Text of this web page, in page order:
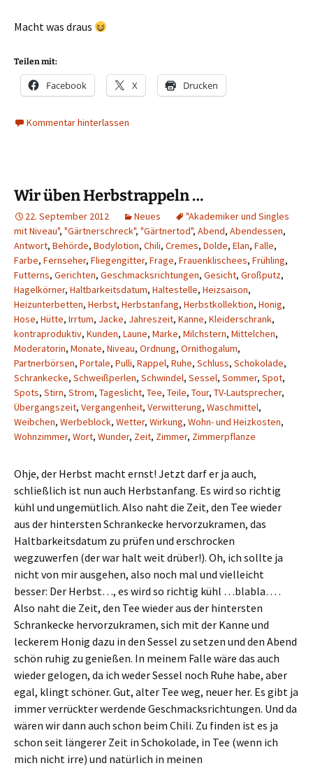
Macht was draus
Teilen mit:
Facebook X Drucken
Kommentar hinterlassen
Wir üben Herbstrappeln …
22. September 2012 Neues
"Akademiker und Singles
mit Niveau", "Gärtnerschreck", "Gärtnertod", Abend, Abendessen,
Antwort, Behörde, Bodylotion, Chili, Cremes, Dolde, Elan, Falle,
Farbe, Fernseher, Fliegengitter, Frage, Frauenklischees, Frühling,
Futterns, Gerichten, Geschmacksrichtungen, Gesicht, Großputz,
Hagelkörner, Haltbarkeitsdatum, Haltestelle, Heizsaison,
Heizunterbetten, Herbst, Herbstanfang, Herbstkollektion, Honig,
Hose, Hütte, Irrtum, Jacke, Jahreszeit, Kanne, Kleiderschrank,
kontraproduktiv, Kunden, Laune, Marke, Milchstern, Mittelchen,
Moderatorin, Monate, Niveau, Ordnung, Ornithogalum,
Partnerbörsen, Portale, Pulli, Rappel, Ruhe, Schluss, Schokolade,
Schrankecke, Schweißperlen, Schwindel, Sessel, Sommer, Spot,
Spots, Stirn, Strom, Tageslicht, Tee, Teile, Tour, TV-Lautsprecher,
Übergangszeit, Vergangenheit, Verwitterung, Waschmittel,
Weibchen, Werbeblock, Wetter, Wirkung, Wohn- und Heizkosten,
Wohnzimmer, Wort, Wunder, Zeit, Zimmer, Zimmerpflanze
Ohje, der Herbst macht ernst! Jetzt darf er ja auch,
schließlich ist nun auch Herbstanfang. Es wird so richtig
kühl und ungemütlich. Also naht die Zeit, den Tee wieder
aus der hintersten Schrankecke hervorzukramen, das
Haltbarkeitsdatum zu prüfen und erschrocken
wegzuwerfen (der war halt weit drüber!). Oh, ich sollte ja
nicht von mir ausgehen, also noch mal und vielleicht
besser: Der Herbst…, es wird so richtig kühl …blabla… .
Also naht die Zeit, den Tee wieder aus der hintersten
Schrankecke hervorzukramen, sich mit der Kanne und
leckerem Honig dazu in den Sessel zu setzen und den Abend
schön ruhig zu genießen. In meinem Falle wäre das auch
wieder gelogen, da ich weder Sessel noch Ruhe habe, aber
egal, klingt schöner. Gut, alter Tee weg, neuer her. Es gibt ja
immer verrückter werdende Geschmacksrichtungen. Und da
wären wir dann auch schon beim Chili. Zu finden ist es ja
schon seit längerer Zeit in Schokolade, in Tee (wenn ich
mich nicht irre) und natürlich in meinen